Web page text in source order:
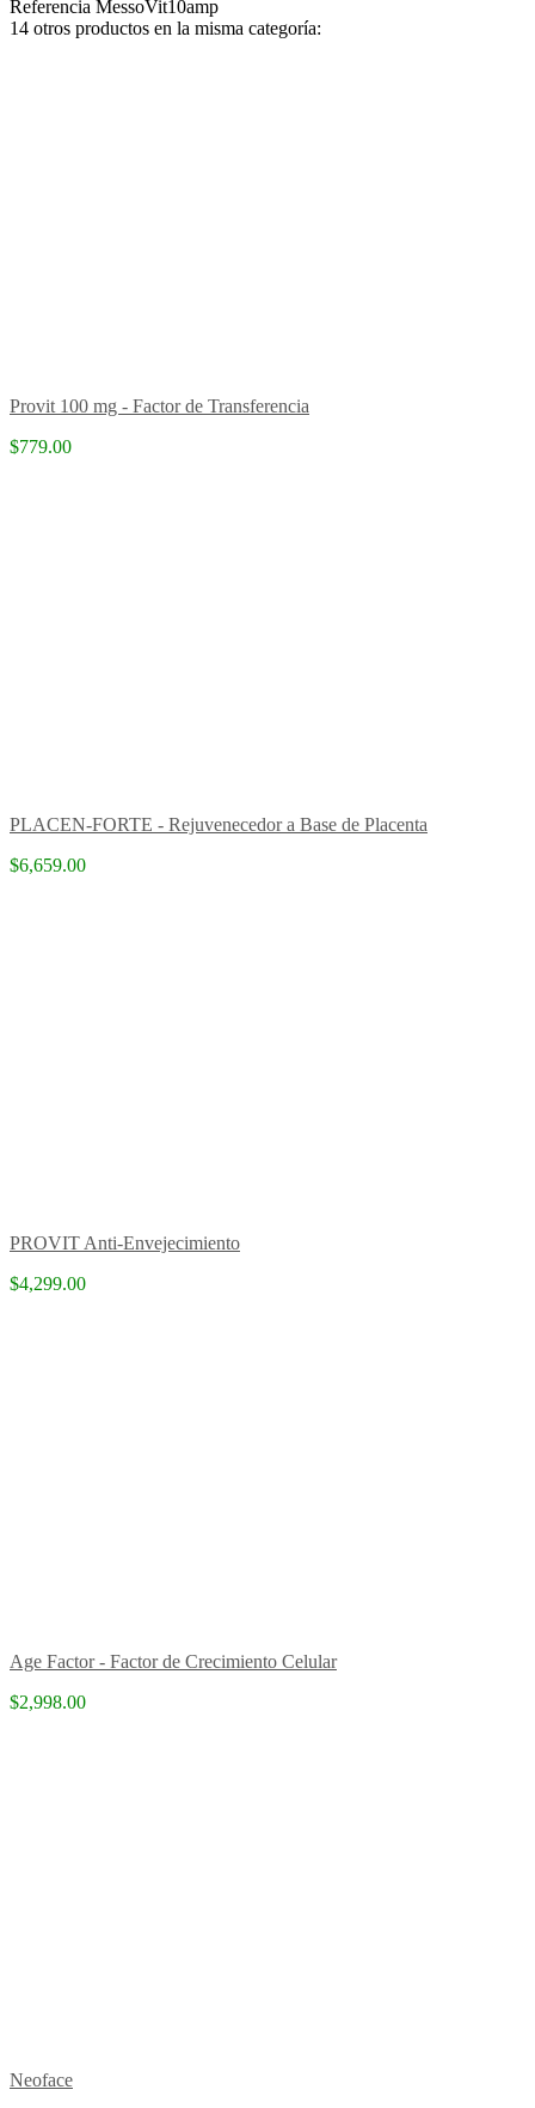
Referencia MessoVit10amp
14 otros productos en la misma categoría:
Provit 100 mg - Factor de Transferencia
$779.00
PLACEN-FORTE - Rejuvenecedor a Base de Placenta
$6,659.00
PROVIT Anti-Envejecimiento
$4,299.00
Age Factor - Factor de Crecimiento Celular
$2,998.00
Neoface